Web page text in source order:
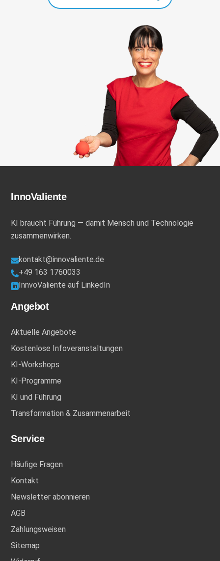
InnoValiente
KI braucht Führung — damit Mensch und Technologie
zusammenwirken.
kontakt@innovaliente.de
+49 163 1760033
 InnvoValiente auf LinkedIn
Angebot
Aktuelle Angebote
Kostenlose Infoveranstaltungen
KI-Workshops
KI-Programme
KI und Führung
Transformation & Zusammenarbeit
Service
Häufige Fragen
Kontakt
Newsletter abonnieren
AGB
Zahlungsweisen
Sitemap